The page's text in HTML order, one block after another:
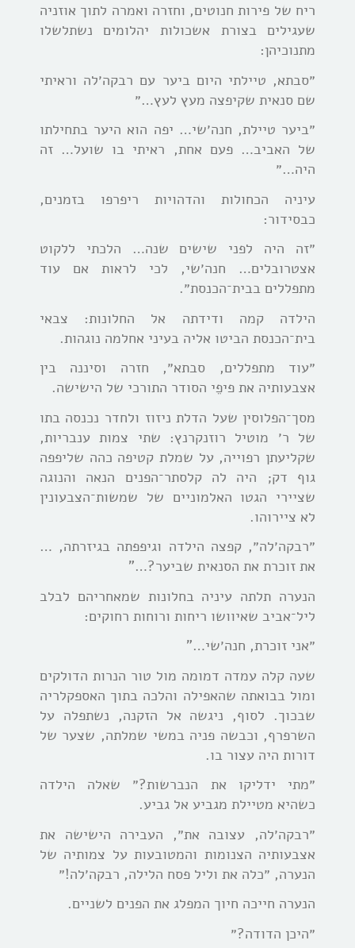
ריח של פירות חנוטים, וחזרה ואמרה לתוך אוזניה
שעגילים בצורת אשכולות יהלומים נשתלשלו
מתנוכיהן:
״סבתא, טיילתי היום ביער עם רבקה׳לה וראיתי
שם סנאית שקיפצה מעץ לעץ…״
״ביער טיילת, חנה׳שי… יפה הוא היער בתחילתו
של האביב… פעם אחת, ראיתי בו שועל… זה
היה…״
עיניה הכחולות והדהויות ריפרפו בזמנים,
כבסידור:
״זה היה לפני שישים שנה… הלכתי ללקוט
אצטרובלים… חנה׳שי, לכי לראות אם עוד
מתפללים בבית־הכנסת״.
הילדה קמה ודידתה אל החלונות: צבאי
בית־הכנסת הביטו אליה בעיני אחלמה נוגהות.
״עוד מתפללים, סבתא״, חזרה וסיננה בין
אצבעותיה את פיפֵי הסודר התורכי של הישישה.
מסך־הפלוסין שעל הדלת ניזוז ולחדר נכנסה בתו
של ר׳ מוטיל רוזנקרנץ: שתי צמות ענבריות,
שקליעתן רפוייה, על שמלת קטיפה כהה שליפפה
גוף דק; היה לה קלסתר־הפנים הנאה והנוגה
שציירי הגטו האלמוניים של שמשות־הצבעונין
לא ציירוהו.
״רבקה׳לה״, קפצה הילדה וגיפפתה בגיזרתה, …
את זוכרת את הסנאית שביער?…”
הנערה תלתה עיניה בחלונות שמאחריהם לבלב
ליל־אביב שאיוושו ריחות ורוחות רחוקים:
״אני זוכרת, חנה׳שי…”
שעה קלה עמדה דמומה מול טור הנרות הדולקים
ומול בבואתה שהאפילה והלכה בתוך האספקלריה
שבכוך. לסוף, ניגשה אל הזקנה, נשתפלה על
השרפרף, וכבשה פניה במשי שמלתה, שצער של
דורות היה עצור בו.
״מתי ידליקו את הנברשות?״ שאלה הילדה
כשהיא מטיילת מגביע אל גביע.
״רבקה׳לה, עצובה את״, העבירה הישישה את
אצבעותיה הצנומות והמטובעות על צמותיה של
הנערה, ״כלה את וליל פסח הלילה, רבקה׳לה!״
הנערה חייכה חיוך המפלג את הפנים לשניים.
״היכן הדודה?״